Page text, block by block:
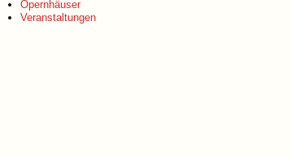
Opernhäuser
Veranstaltungen